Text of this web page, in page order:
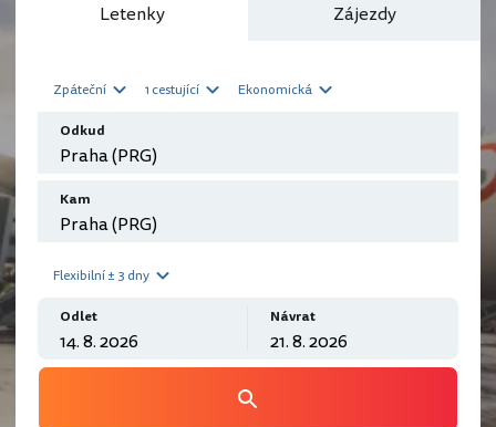
Letenky Zájezdy
Zpáteční 1 cestující Ekonomická
Odkud
Kam
Flexibilní ± 3 dny
Odlet Návrat